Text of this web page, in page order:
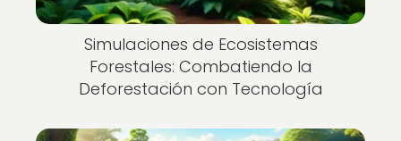
Simulaciones de Ecosistemas
Forestales: Combatiendo la
Deforestación con Tecnología